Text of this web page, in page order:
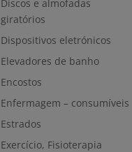
Discos e almofadas
giratórios
Dispositivos eletrónicos
Elevadores de banho
Encostos
Enfermagem – consumíveis
Estrados
Exercício, Fisioterapia